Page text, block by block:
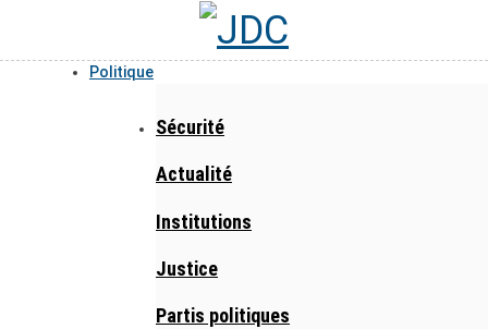
Politique
Sécurité
Actualité
Institutions
Justice
Partis politiques